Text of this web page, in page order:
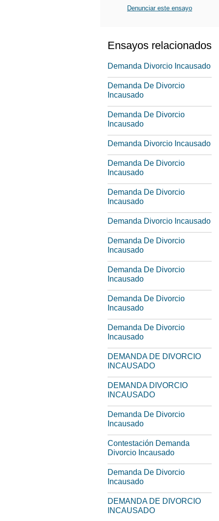
Denunciar este ensayo
Ensayos relacionados
Demanda Divorcio Incausado
Demanda De Divorcio
Incausado
Demanda De Divorcio
Incausado
Demanda Divorcio Incausado
Demanda De Divorcio
Incausado
Demanda De Divorcio
Incausado
Demanda Divorcio Incausado
Demanda De Divorcio
Incausado
Demanda De Divorcio
Incausado
Demanda De Divorcio
Incausado
Demanda De Divorcio
Incausado
DEMANDA DE DIVORCIO
INCAUSADO
DEMANDA DIVORCIO
INCAUSADO
Demanda De Divorcio
Incausado
Contestación Demanda
Divorcio Incausado
Demanda De Divorcio
Incausado
DEMANDA DE DIVORCIO
INCAUSADO